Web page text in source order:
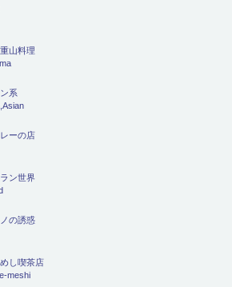
山料理
系
ーの店
ン世界
の誘惑
し喫茶店
meshi